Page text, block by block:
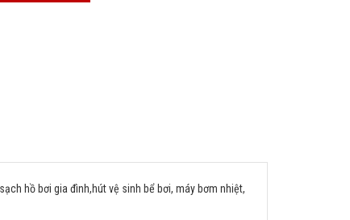
hồ bơi gia đình,hút vệ sinh bể bơi, máy bơm nhiệt,